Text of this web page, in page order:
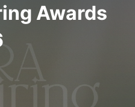
Awards